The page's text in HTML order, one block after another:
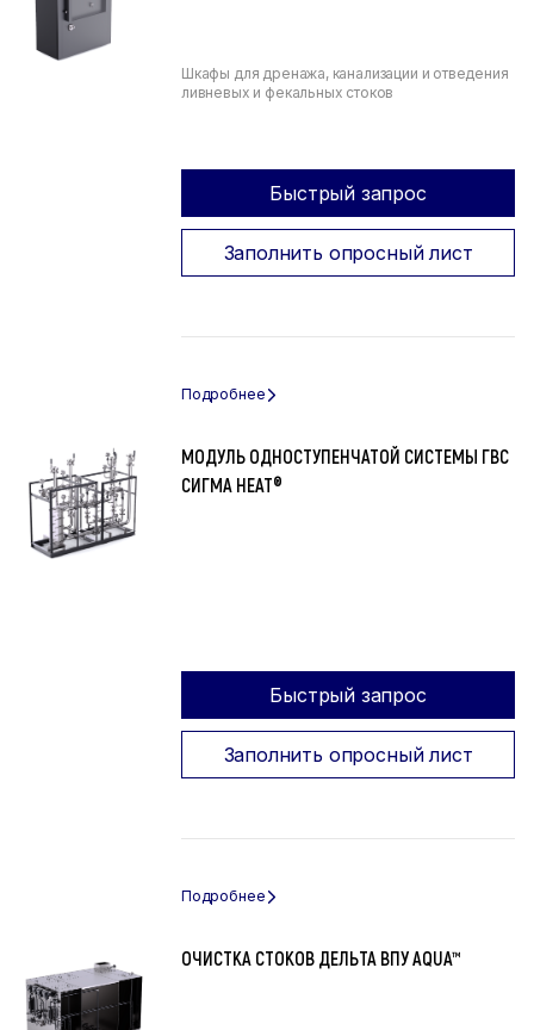
Шкафы для дренажа, канализации и отведения
ливневых и фекальных стоков
Быстрый запрос
Заполнить опросный лист
МОДУЛЬ ОДНОСТУПЕНЧАТОЙ СИСТЕМЫ ГВС
СИГМА HEAT®
Быстрый запрос
Заполнить опросный лист
ОЧИСТКА СТОКОВ ДЕЛЬТА ВПУ AQUA™